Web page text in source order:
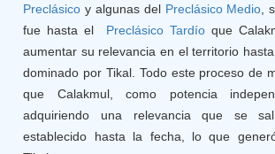
Preclásico y algunas del Preclásico Medio ,
fue hasta el Preclásico Tardío que
aumentar su relevancia en el territorio
dominado por Tikal. Todo este proceso de
que Calakmul, como potencia
adquiriendo una relevancia que se
establecido hasta la fecha, lo que